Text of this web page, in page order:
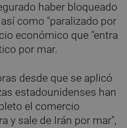
haber bloqueado
como "paralizado por
económico que "entra
por mar.
desde que se aplicó
estadounidenses han
el comercio
y sale de Irán por mar",